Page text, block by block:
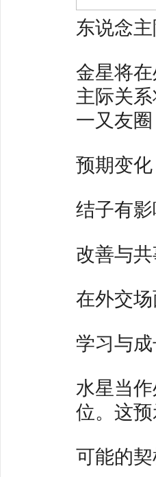
东说念
金星将
主际关
一又友
预期变化
结子有
改善与
在外交
学习与
水星当
位。这
可能的契